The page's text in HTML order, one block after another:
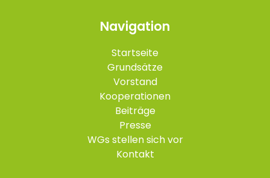
Navigation
Startseite
Grundsätze
Vorstand
Kooperationen
Beiträge
Presse
WGs stellen sich vor
Kontakt